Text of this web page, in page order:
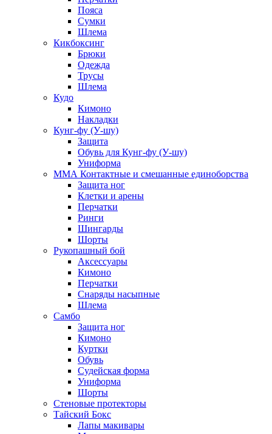
Пояса
Сумки
Шлема
Кикбоксинг
Брюки
Одежда
Трусы
Шлема
Кудо
Кимоно
Накладки
Кунг-фу (У-шу)
Защита
Обувь для Кунг-фу (У-шу)
Униформа
ММА Контактные и смешанные единоборства
Защита ног
Клетки и арены
Перчатки
Ринги
Шингарды
Шорты
Рукопашный бой
Аксессуары
Кимоно
Перчатки
Снаряды насыпные
Шлема
Самбо
Защита ног
Кимоно
Куртки
Обувь
Судейская форма
Униформа
Шорты
Стеновые протекторы
Тайский Бокс
Лапы макивары